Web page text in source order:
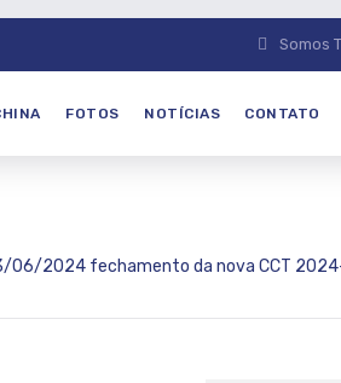
Somos
FOTOS NOTÍCIAS CONTATO
06/2024 fechamento da nova CCT